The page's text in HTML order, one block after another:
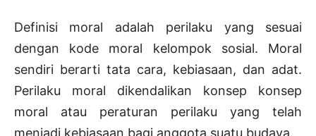
Definisi moral adalah perilaku yang sesuai
dengan kode moral kelompok sosial. Moral
sendiri berarti tata cara, kebiasaan, dan adat.
Perilaku moral dikendalikan konsep konsep
moral atau peraturan perilaku yang telah
menjadi kebiasaan bagi anggota suatu budaya.